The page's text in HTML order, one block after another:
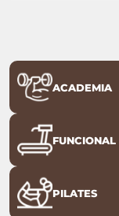
ACADEMIA
FUNCIONAL
PILATES